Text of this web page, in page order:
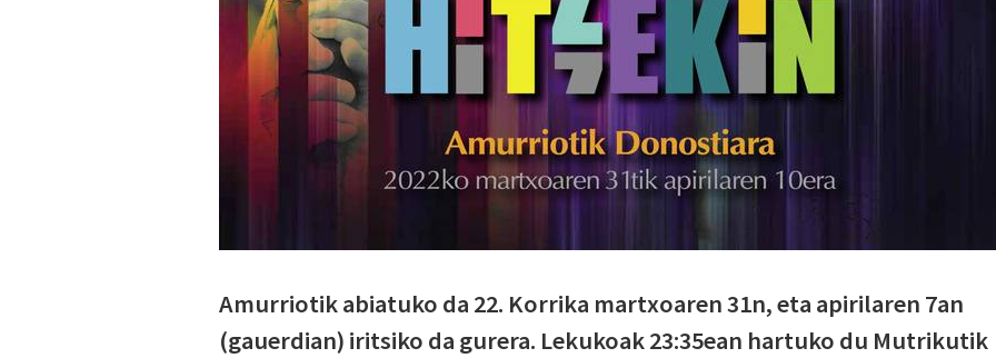
Amurriotik abiatuko da 22. Korrika martxoaren 31n, eta apirilaren 7an
(gauerdian) iritsiko da gurera. Lekukoak 23:35ean hartuko du Mutrikutik